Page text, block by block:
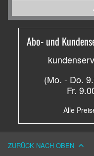
Abo- und
(Mo. - Do.
Fr.
Alle
ZURÜCK NACH OBEN